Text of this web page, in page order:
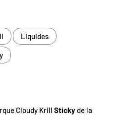
Liquides
Cloudy Krill Stickyde la